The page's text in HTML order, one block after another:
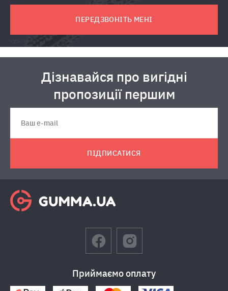
ПЕРЕДЗВОНІТЬ МЕНІ
Дізнавайся про вигідні
пропозиції першим
ПІДПИСАТИСЯ
Приймаємо оплату